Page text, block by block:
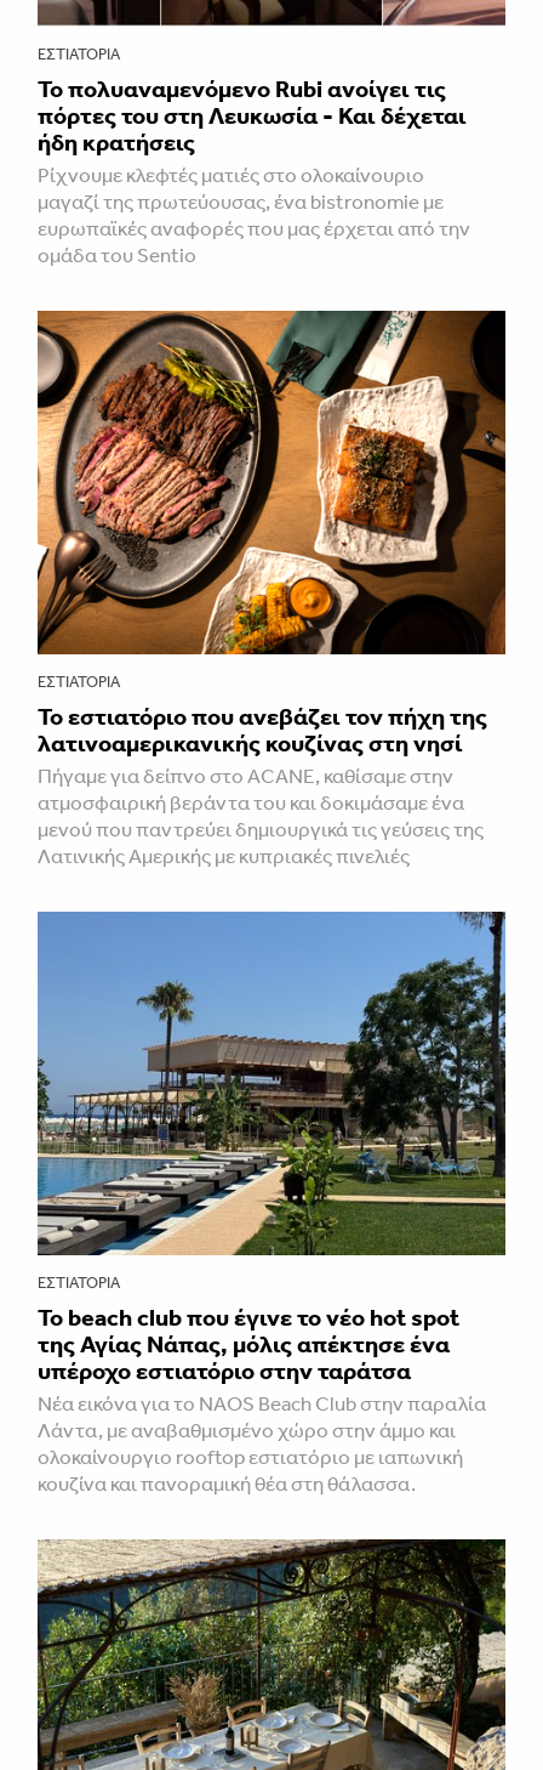
ΕΣΤΙΑΤΌΡΙΑ
Το πολυαναμενόμενο Rubi ανοίγει τις
πόρτες του στη Λευκωσία - Και δέχεται
ήδη κρατήσεις
Ρίχνουμε κλεφτές ματιές στο ολοκαίνουριο
μαγαζί της πρωτεύουσας, ένα bistronomie με
ευρωπαϊκές αναφορές που μας έρχεται από την
ομάδα του Sentio
ΕΣΤΙΑΤΌΡΙΑ
Το εστιατόριο που ανεβάζει τον πήχη της
λατινοαμερικανικής κουζίνας στη νησί
Πήγαμε για δείπνο στο ACANE, καθίσαμε στην
ατμοσφαιρική βεράντα του και δοκιμάσαμε ένα
μενού που παντρεύει δημιουργικά τις γεύσεις της
Λατινικής Αμερικής με κυπριακές πινελιές
ΕΣΤΙΑΤΌΡΙΑ
Το beach club που έγινε το νέο hot spot
της Αγίας Νάπας, μόλις απέκτησε ένα
υπέροχο εστιατόριο στην ταράτσα
Νέα εικόνα για το NAOS Beach Club στην παραλία
Λάντα, με αναβαθμισμένο χώρο στην άμμο και
ολοκαίνουργιο rooftop εστιατόριο με ιαπωνική
κουζίνα και πανοραμική θέα στη θάλασσα.